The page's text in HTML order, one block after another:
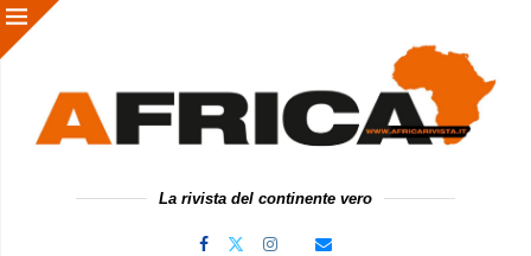
La rivista del continente vero